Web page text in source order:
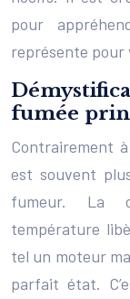
pour
représente pour
fumée
Contrairement
est souvent
fumeur. La
température
tel un moteur
parfait état.